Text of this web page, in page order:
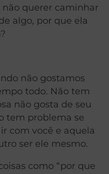
querer caminhar
algo, por que ela
não gostamos
todo. Não tem
não gosta de seu
tem problema se
com você e aquela
ser ele mesmo.
como “por que